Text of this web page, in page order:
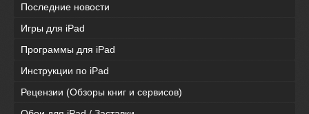
Последние новости
Игры для iPad
Программы для iPad
Инструкции по iPad
Рецензии (Обзоры книг и сервисов)